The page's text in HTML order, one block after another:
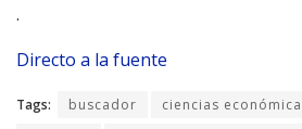
.
Directo a la fuente
Tags: buscador ciencias